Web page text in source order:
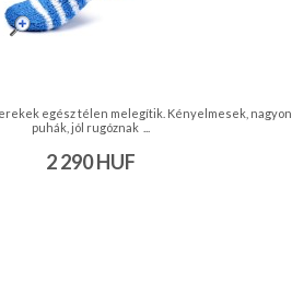
egész télen melegítik. Kényelmesek, nagyon
puhák, jól rugóznak ...
2 290HUF